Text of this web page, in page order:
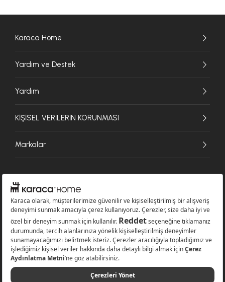
Karaca Home
Yardım ve Destek
Yardım
KİŞİSEL VERİLERİN KORUNMASI
Markalar
© 2026 Karaca Home Collection Tekstil Sanayi ve Ticaret A.Ş. - Tüm hakları
saklıdır.